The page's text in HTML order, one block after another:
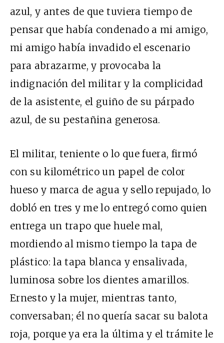
azul, y antes de que tuviera tiempo de
pensar que había condenado a mi amigo,
mi amigo había invadido el escenario
para abrazarme, y provocaba la
indignación del militar y la complicidad
de la asistente, el guiño de su párpado
azul, de su pestañina generosa.
El militar, teniente o lo que fuera, firmó
con su kilométrico un papel de color
hueso y marca de agua y sello repujado, lo
dobló en tres y me lo entregó como quien
entrega un trapo que huele mal,
mordiendo al mismo tiempo la tapa de
plástico: la tapa blanca y ensalivada,
luminosa sobre los dientes amarillos.
Ernesto y la mujer, mientras tanto,
conversaban; él no quería sacar su balota
roja, porque ya era la última y el trámite le